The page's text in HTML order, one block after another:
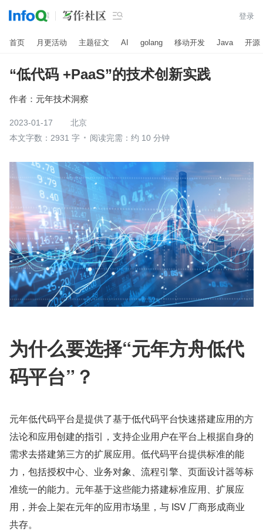
 登录
首页 月更活动 主题征文 AI golang 移动开发 Java 开源
“低代码 +PaaS”的技术创新实践
作者： 元年技术洞察
2023-01-17
北京
本文字数：2931 字
阅读完需：约 10 分钟
为什么要选择“元年方舟低代
码平台”？
元年低代码平台是提供了基于低代码平台快速搭建应用的方
法论和应用创建的指引，⽀持企业用户在平台上根据自身的
需求去搭建第三方的扩展应用。低代码平台提供标准的能
力，包括授权中心、业务对象、流程引擎、页面设计器等标
准统⼀的能力。元年基于这些能力搭建标准应用、扩展应
用，并会上架在元年的应用市场里，与 ISV 厂商形成商业
共存。